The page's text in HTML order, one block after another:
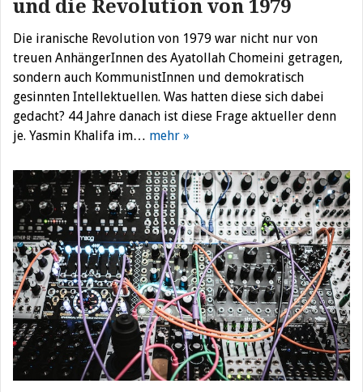
und die Revolution von 1979
Die iranische Revolution von 1979 war nicht nur von
treuen AnhängerInnen des Ayatollah Chomeini getragen,
sondern auch KommunistInnen und demokratisch
gesinnten Intellektuellen. Was hatten diese sich dabei
gedacht? 44 Jahre danach ist diese Frage aktueller denn
je. Yasmin Khalifa im… mehr »